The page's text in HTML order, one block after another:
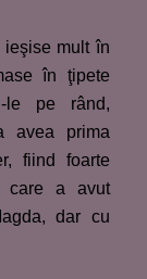
ieşise mult în
în ţipete
le pe rând,
avea prima
fiind foarte
care a avut
dar cu